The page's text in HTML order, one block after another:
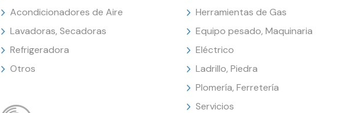
Acondicionadores de Aire
Lavadoras, Secadoras
Refrigeradora
Otros
Herramientas de Gas
Equipo pesado, Maquinaria
Eléctrico
Ladrillo, Piedra
Plomería, Ferretería
Servicios